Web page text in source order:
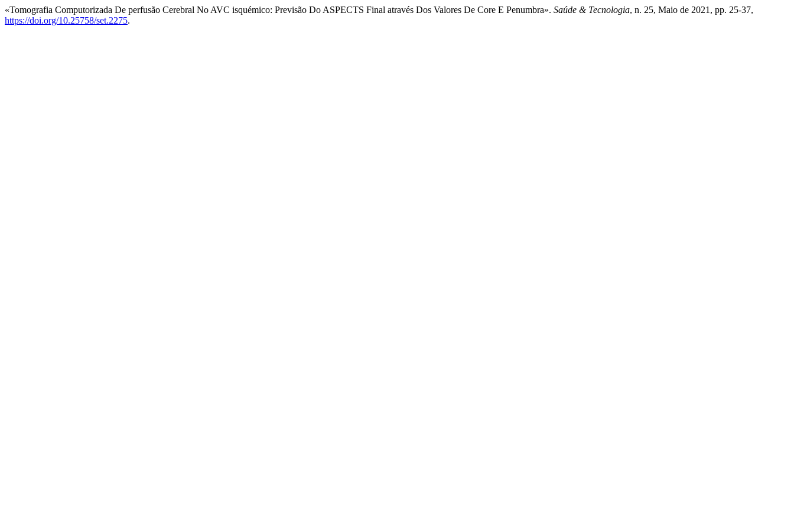
«Tomografia Computorizada De perfusão Cerebral No AVC isquémico: Previsão Do ASPECTS Final através Dos Valores De Core E Penumbra». Saúde & Tecnologia, n. 25, Maio de 2021, pp. 25-37,
https://doi.org/10.25758/set.2275.